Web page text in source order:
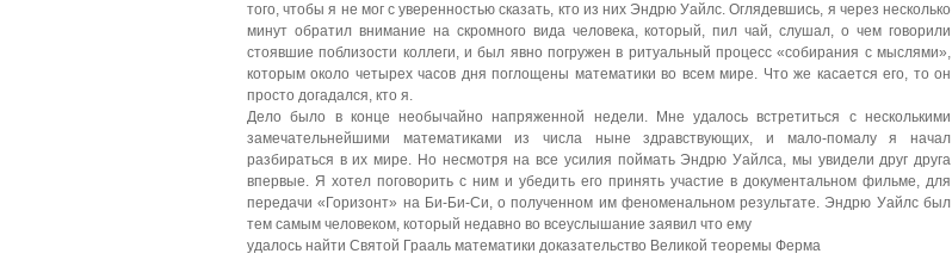
того, чтобы я не мог с уверенностью сказать, кто из них Эндрю Уайлс. Оглядевшись, я через несколько
минут обратил внимание на скромного вида человека, который, пил чай, слушал, о чем говорили
стоявшие поблизости коллеги, и был явно погружен в ритуальный процесс «собирания с мыслями»,
которым около четырех часов дня поглощены математики во всем мире. Что же касается его, то он
просто догадался, кто я.
Дело было в конце необычайно напряженной недели. Мне удалось встретиться с несколькими
замечательнейшими математиками из числа ныне здравствующих, и мало-помалу я начал
разбираться в их мире. Но несмотря на все усилия поймать Эндрю Уайлса, мы увидели друг друга
впервые. Я хотел поговорить с ним и убедить его принять участие в документальном фильме, для
передачи «Горизонт» на Би-Би-Си, о полученном им феноменальном результате. Эндрю Уайлс был
тем самым человеком, который недавно во всеуслышание заявил что ему
удалось найти Святой Грааль математики доказательство Великой теоремы Ферма